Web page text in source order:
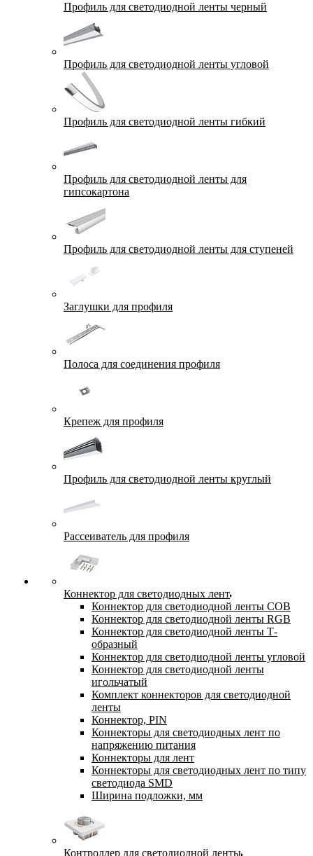
Профиль для светодиодной ленты черный
Профиль для светодиодной ленты угловой
Профиль для светодиодной ленты гибкий
Профиль для светодиодной ленты для
гипсокартона
Профиль для светодиодной ленты для ступеней
Заглушки для профиля
Полоса для соединения профиля
Крепеж для профиля
Профиль для светодиодной ленты круглый
Рассеиватель для профиля
Коннектор для светодиодных лент
Коннектор для светодиодной ленты COB
Коннектор для светодиодной ленты RGB
Коннектор для светодиодной ленты Т-
образный
Коннектор для светодиодной ленты угловой
Коннектор для светодиодной ленты
игольчатый
Комплект коннекторов для светодиодной
ленты
Коннектор, PIN
Коннекторы для светодиодных лент по
напряжению питания
Коннекторы для лент
Коннекторы для светодиодных лент по типу
светодиода SMD
Ширина подложки, мм
Контроллер для светодиодной ленты